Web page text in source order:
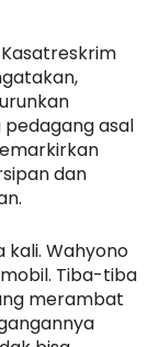
pedagang asal
dan
kali. Wahyono
Tiba-tiba
merambat